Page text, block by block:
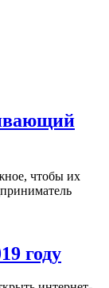
чтобы их
году